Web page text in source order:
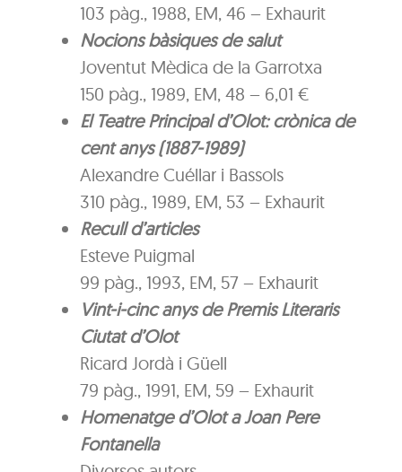
103 pàg., 1988, EM, 46 – Exhaurit
Nocions bàsiques de salut
Joventut Mèdica de la Garrotxa
150 pàg., 1989, EM, 48 – 6,01 €
El Teatre Principal d’Olot: crònica de
cent anys (1887-1989)
Alexandre Cuéllar i Bassols
310 pàg., 1989, EM, 53 – Exhaurit
Recull d’articles
Esteve Puigmal
99 pàg., 1993, EM, 57 – Exhaurit
Vint-i-cinc anys de Premis Literaris
Ciutat d’Olot
Ricard Jordà i Güell
79 pàg., 1991, EM, 59 – Exhaurit
Homenatge d’Olot a Joan Pere
Fontanella